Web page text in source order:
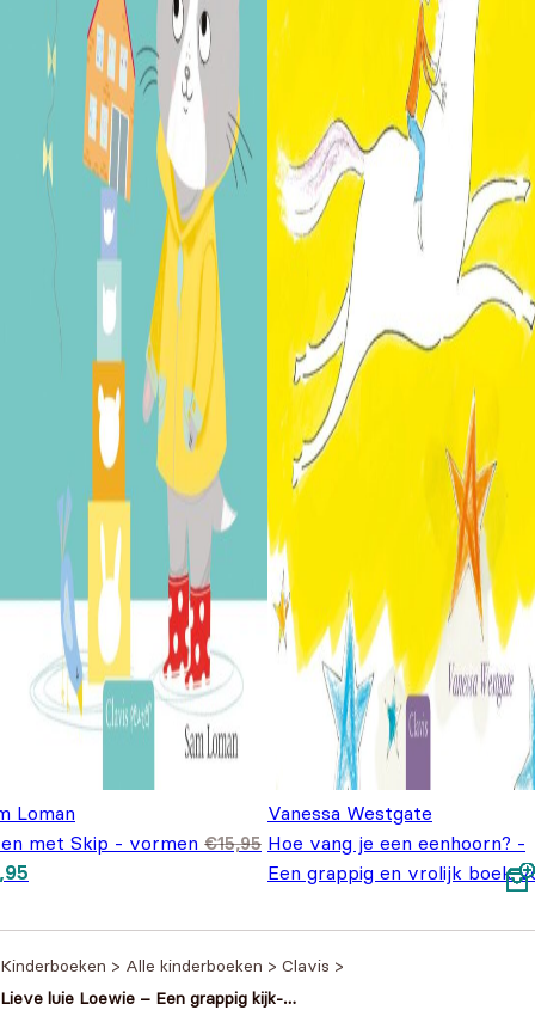
Loman
met Skip - vormen €15,95
prijs was: €15,95.
Vanessa Westgate
Hoe vang je een eenhoorn? -
Een grappig en vrolijk boek
Kinderboeken > Alle kinderboeken > Clavis >
Lieve luie Loewie – Een grappig kijk-